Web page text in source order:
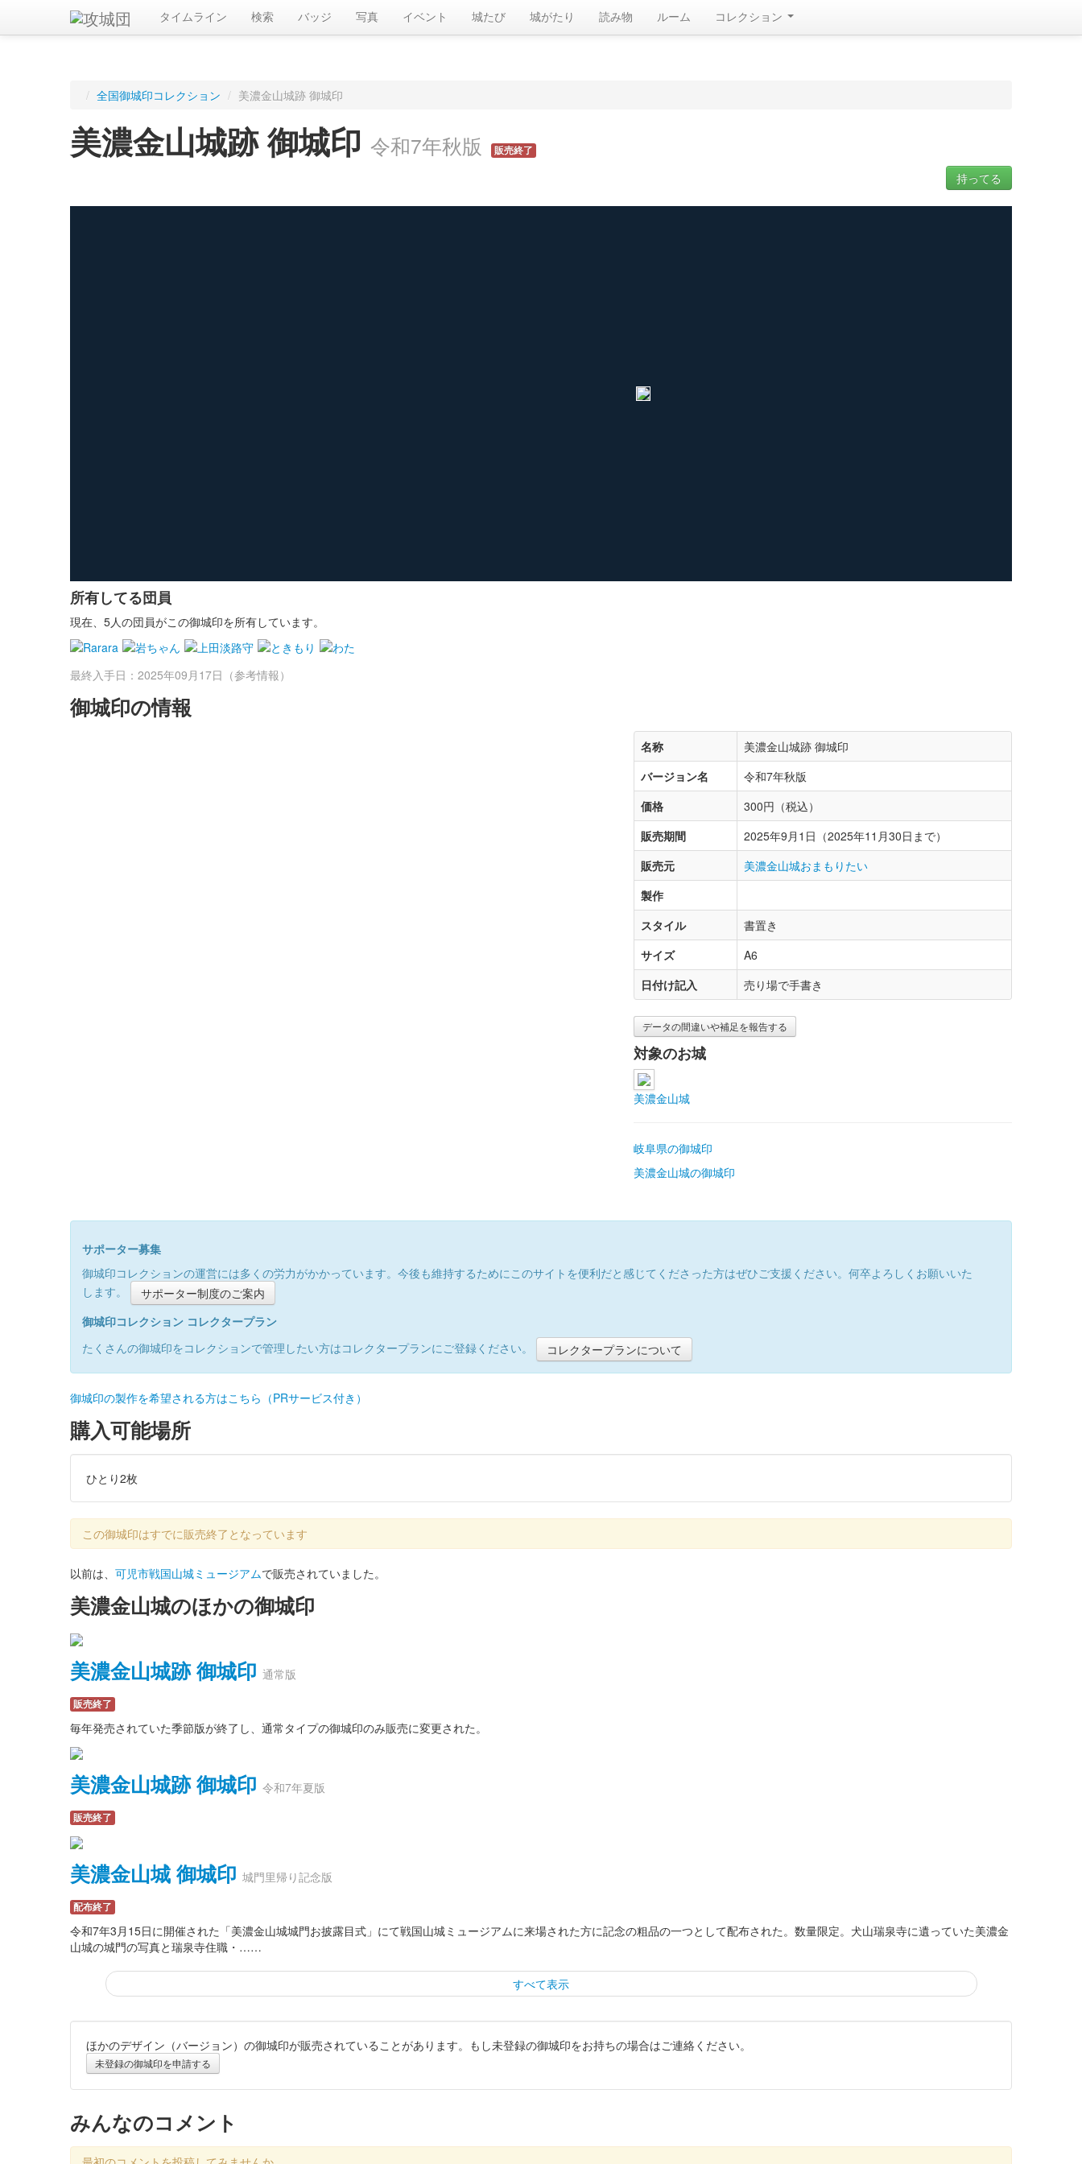
タイムライン 検索 バッジ 写真 イベント 城たび 城がたり 読み物 ルーム コレクション
/ 全国御城印コレクション / 美濃金山城跡 御城印
美濃金山城跡 御城印 令和7年秋版 販売終了
持ってる
所有してる団員
現在、5人の団員がこの御城印を所有しています。
最終入手日：2025年09月17日（参考情報）
御城印の情報
名称
美濃金山城跡 御城印
バージョン名
令和7年秋版
価格
300円（税込）
販売期間
2025年9月1日（2025年11月30日まで）
販売元
美濃金山城おまもりたい
製作
スタイル
書置き
サイズ
A6
日付け記入
売り場で手書き
データの間違いや補足を報告する
対象のお城
美濃金山城
岐阜県の御城印
美濃金山城の御城印
サポーター募集
御城印コレクションの運営には多くの労力がかかっています。今後も維持するためにこのサイトを便利だと感じてくださった方はぜひご支援ください。何卒よろしくお願いいた
します。
サポーター制度のご案内
御城印コレクション コレクタープラン
たくさんの御城印をコレクションで管理したい方はコレクタープランにご登録ください。
コレクタープランについて
御城印の製作を希望される方はこちら（PRサービス付き）
購入可能場所
ひとり2枚
この御城印はすでに販売終了となっています
以前は、 可児市戦国山城ミュージアムで販売されていました。
美濃金山城のほかの御城印
美濃金山城跡 御城印 通常版
販売終了
毎年発売されていた季節版が終了し、通常タイプの御城印のみ販売に変更された。
美濃金山城跡 御城印 令和7年夏版
販売終了
美濃金山城 御城印 城門里帰り記念版
配布終了
令和7年3月15日に開催された「美濃金山城城門お披露目式」にて戦国山城ミュージアムに来場された方に記念の粗品の一つとして配布された。数量限定。犬山瑞泉寺に遺っていた美濃金
山城の城門の写真と瑞泉寺住職・……
すべて表示
美濃金山城跡 御城印 令和7年春版
販売終了
美濃金山城跡 御城印 お城EXPO 2024限定版
ほかのデザイン（バージョン）の御城印が販売されていることがあります。もし未登録の御城印をお持ちの場合はご連絡ください。
未登録の御城印を申請する
みんなのコメント